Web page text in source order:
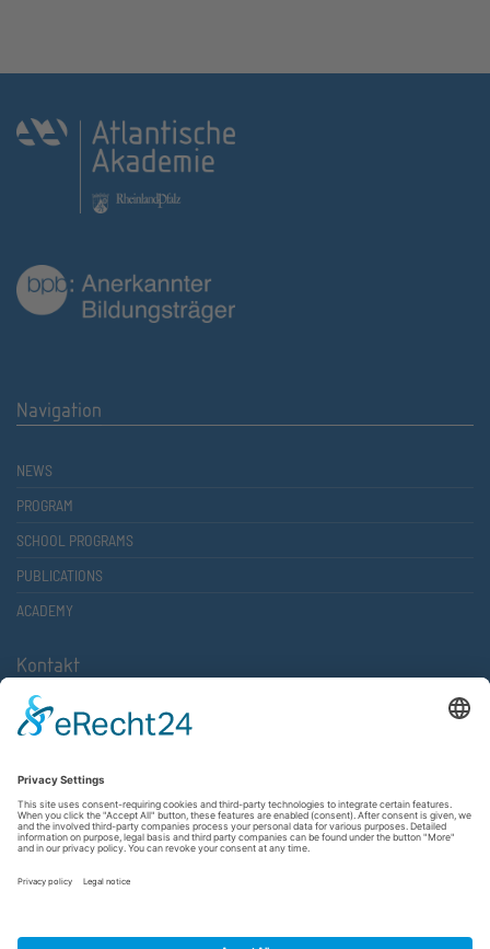
Navigation
NEWS
PROGRAM
SCHOOL PROGRAMS
PUBLICATIONS
ACADEMY
Kontakt
Atlantische Akademie Rheinland-Pfalz e.V.
67657 Kaiserslautern
FON 0631 36610-0
FAX 0631 36610-15